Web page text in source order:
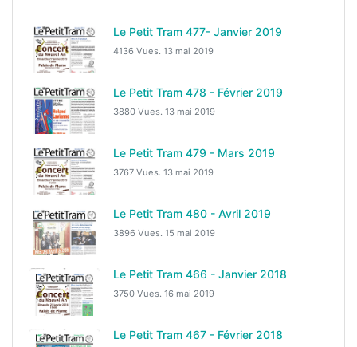
Le Petit Tram 477- Janvier 2019
4136 Vues. 13 mai 2019
Le Petit Tram 478 - Février 2019
3880 Vues. 13 mai 2019
Le Petit Tram 479 - Mars 2019
3767 Vues. 13 mai 2019
Le Petit Tram 480 - Avril 2019
3896 Vues. 15 mai 2019
Le Petit Tram 466 - Janvier 2018
3750 Vues. 16 mai 2019
Le Petit Tram 467 - Février 2018